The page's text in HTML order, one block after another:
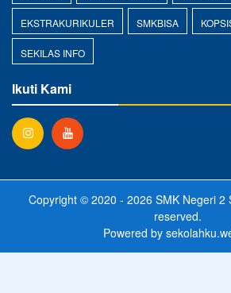
EKSTRAKURIKULER SMKBISA
SEKILAS INFO
Ikuti Kami
Copyright © 2020 - 2026 SMK Negeri 2
reserved.
Powered by